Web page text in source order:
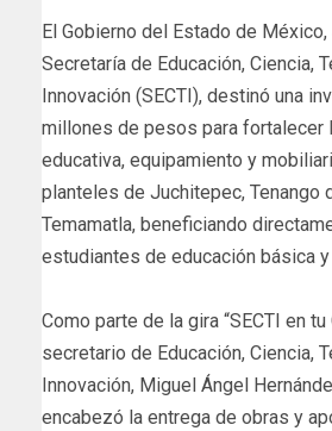
El Gobierno del Estado de
Secretaría de Educación, Ciencia,
Innovación (SECTI), destinó una
millones de pesos para fortalecer
educativa, equipamiento y
planteles de Juchitepec, Tenango
Temamatla, beneficiando
estudiantes de educación básica
Como parte de la gira “SECTI en tu
secretario de Educación, Ciencia,
Innovación, Miguel Ángel
encabezó la entrega de obras y